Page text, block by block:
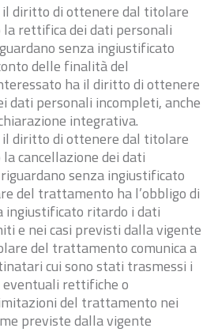
il diritto di ottenere dal titolare
rettifica dei dati personali
senza ingiustificato
delle finalità del
ha il diritto di ottenere
dati personali incompleti, anche
integrativa.
il diritto di ottenere dal titolare
cancellazione dei dati
senza ingiustificato
del trattamento ha l’obbligo di
ingiustificato ritardo i dati
e nei casi previsti dalla vigente
del trattamento comunica a
cui sono stati trasmessi i
rettifiche o
del trattamento nei
previste dalla vigente